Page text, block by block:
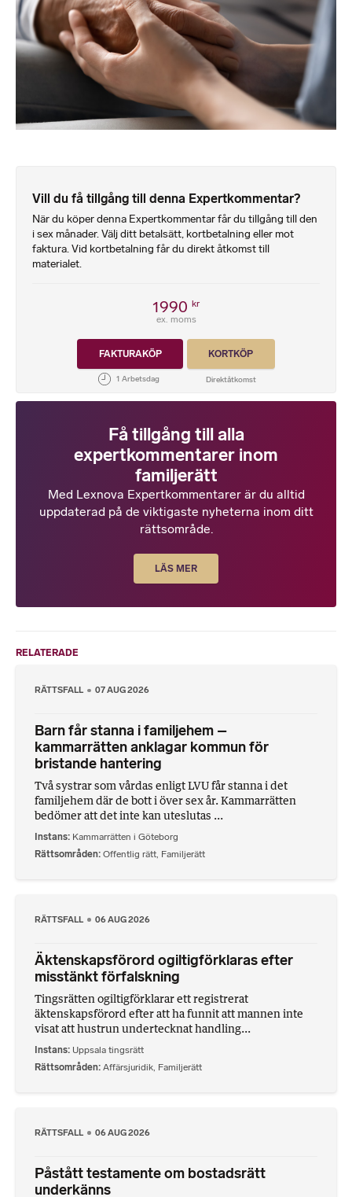
Vill du få tillgång till denna Expertkommentar?
När du köper denna Expertkommentar får du tillgång till den
i sex månader. Välj ditt betalsätt, kortbetalning eller mot
faktura. Vid kortbetalning får du direkt åtkomst till
materialet.
1990 kr
ex. moms
FAKTURAKÖP KORTKÖP
Få tillgång till alla
expertkommentarer inom
familjerätt
Med Lexnova Expertkommentarer är du alltid
uppdaterad på de viktigaste nyheterna inom ditt
rättsområde.
LÄS MER
RELATERADE
RÄTTSFALL 07 AUG 2026
Barn får stanna i familjehem –
kammarrätten anklagar kommun för
bristande hantering
Två systrar som vårdas enligt LVU får stanna i det
familjehem där de bott i över sex år. Kammarrätten
bedömer att det inte kan uteslutas ...
Instans Kammarrätten i Göteborg
Rättsområden Offentlig rätt, Familjerätt
RÄTTSFALL 06 AUG 2026
Äktenskapsförord ogiltigförklaras efter
misstänkt förfalskning
Tingsrätten ogiltigförklarar ett registrerat
äktenskapsförord efter att ha funnit att mannen inte
visat att hustrun undertecknat handling...
Instans Uppsala tingsrätt
Rättsområden Affärsjuridik Familjerätt
RÄTTSFALL 06 AUG 2026
Påstått testamente om bostadsrätt
underkänns